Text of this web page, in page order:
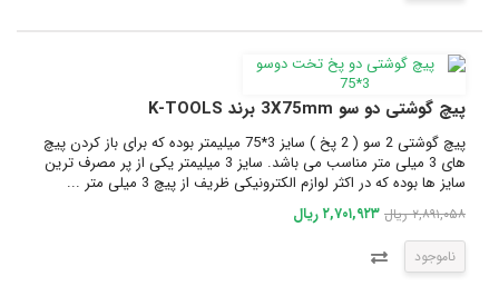
پیچ گوشتی دو سو 3X75mm برند K-TOOLS
پیچ گوشتی 2 سو ( 2 پخ ) سایز 3*75 میلیمتر بوده که برای باز کردن پیچ
های 3 میلی متر مناسب می باشد. سایز 3 میلیمتر یکی از پر مصرف ترین
سایز ها بوده که در اکثر لوازم الکترونیکی ظریف از پیچ 3 میلی متر ...
۲,۸۹۱,۰۵۸ ریال ۲,۷۰۱,۹۲۳ ریال
ناموجود